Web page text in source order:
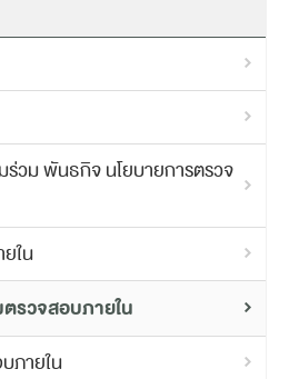
วม พันธกิจ นโยบายการตรวจ
ใน
รวจสอบภายใน
ภายใน